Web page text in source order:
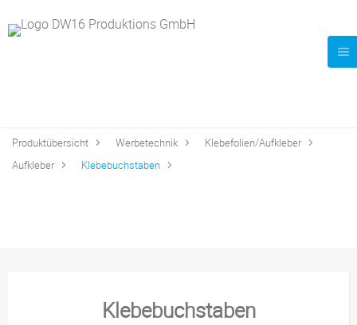
Produktübersicht Werbetechnik
Klebefolien/Aufkleber
Aufkleber
Klebebuchstaben
Klebebuchstaben